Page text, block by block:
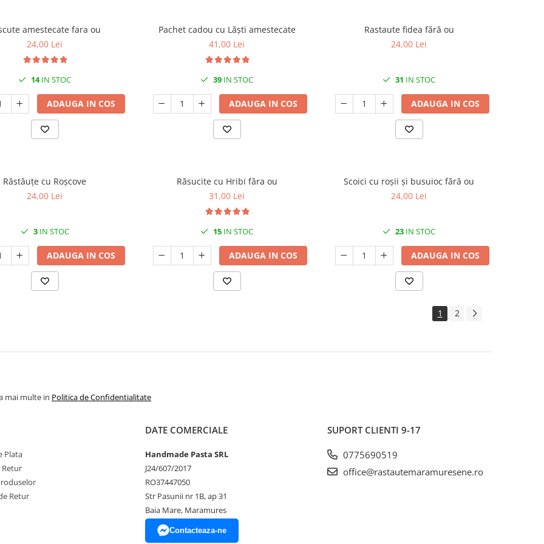
amestecate fara ou
24,00 Lei
14IN STOC
ADAUGA IN COS
Pachet cadou cu Lăști amestecate
41,00 Lei
39 IN STOC
ADAUGA IN COS
Rastaute fidea fără ou
24,00 Lei
31 IN STOC
ADAUGA IN COS
Răstăuțe cu Roșcove
24,00 Lei
3IN STOC
ADAUGA IN COS
Răsucite cu Hribi făra ou
31,00 Lei
15 IN STOC
ADAUGA IN COS
Scoici cu roșii și busuioc fără ou
24,00 Lei
23 IN STOC
ADAUGA IN COS
1 2
mai multe in Politica de Confidentialitate
Plata
Retur
Retur
DATE COMERCIALE
Handmade Pasta SRL
J24/607/2017
RO37447050
Str Pasunii nr 1B, ap 31
Baia Mare, Maramures
Contacteaza-ne
SUPORT CLIENTI 9-17
0775690519
office@rastautemaramuresene.ro